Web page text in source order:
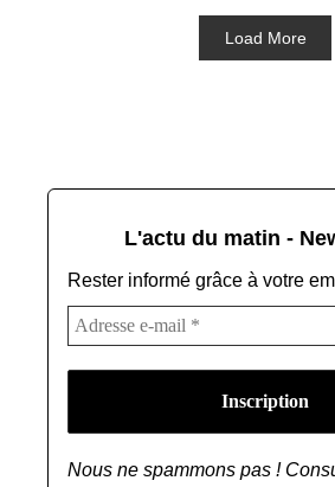
Load More
L'actu du matin -
Rester informé grâce à votre
Nous ne spammons pas !